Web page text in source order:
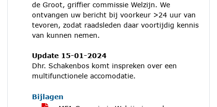
de Groot, griffier commissie Welzijn. We
ontvangen uw bericht bij voorkeur >24 uur van
tevoren, zodat raadsleden daar voortijdig kennis
van kunnen nemen.
Update 15-01-2024
Dhr. Schakenbos komt inspreken over een
multifunctionele accomodatie.
Bijlagen